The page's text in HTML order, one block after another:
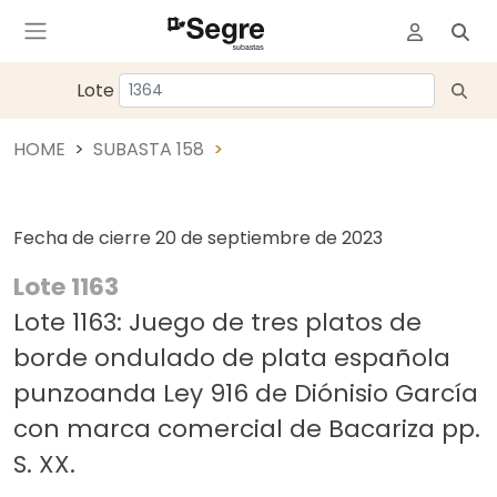
Lote
HOME SUBASTA 158
Fecha de cierre 20 de septiembre de 2023
Lote 1163
Lote 1163: Juego de tres platos de
borde ondulado de plata española
punzoanda Ley 916 de Diónisio García
con marca comercial de Bacariza pp.
S. XX.